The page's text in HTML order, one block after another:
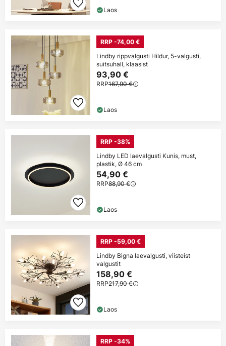
Laos
RRP -74,00 €
Lindby rippvalgusti Hildur, 5-valgusti,
suitsuhall, klaasist
93,90 €
RRP167,90 €
Laos
RRP -38%
Lindby LED laevalgusti Kunis, must,
plastik, Ø 46 cm
54,90 €
RRP88,90 €
Laos
RRP -59,00 €
Lindby Bigna laevalgusti, viisteist
valgustit
158,90 €
RRP217,90 €
Laos
RRP -34%